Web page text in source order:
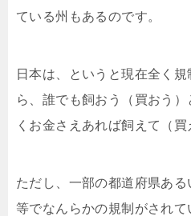
ている州もあるのです。
日本は、というと現在全く
ら、誰でも飼おう（買おう
くお金さえあれば飼えて（買
ただし、一部の都道府県あ
等でなんらかの規制がされ